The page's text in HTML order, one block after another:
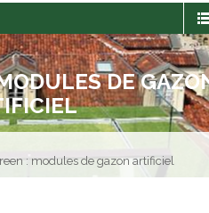
DE
: modules de gazon artificiel